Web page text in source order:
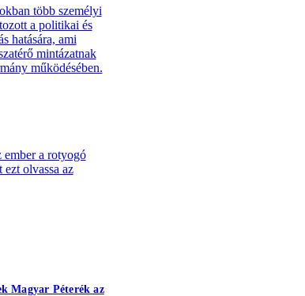
több személyi
a politikai és
hatására, ami
mintázatnak
működésében.
a rotyogó
olvassa az
Magyar Péterék az